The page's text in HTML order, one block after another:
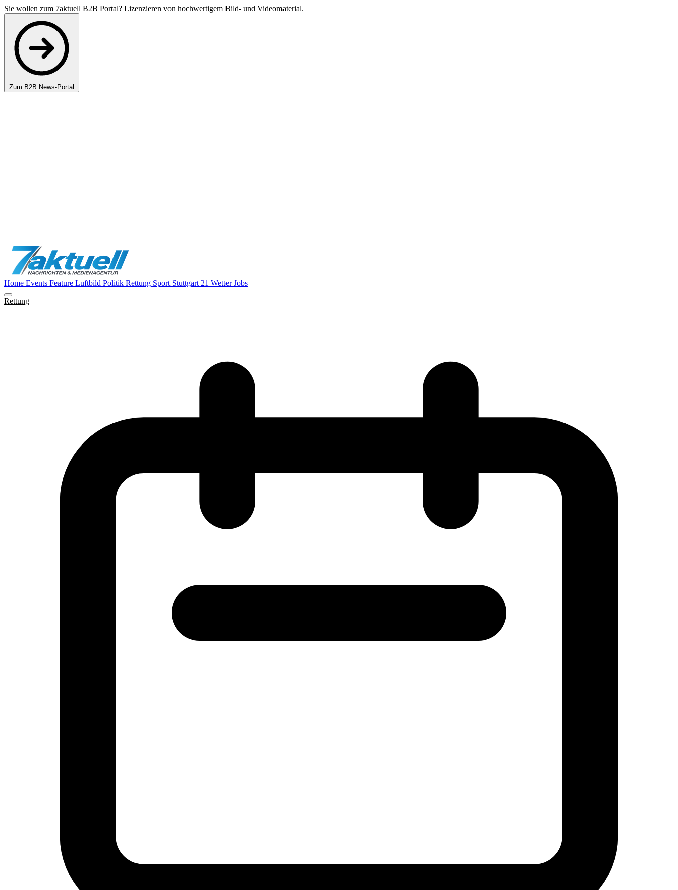
Sie wollen zum 7aktuell B2B Portal? Lizenzieren von hochwertigem Bild- und Videomaterial.
Zum B2B News-Portal
Home Events Feature Luftbild Politik Rettung Sport Stuttgart 21 WetterJobs
Rettung